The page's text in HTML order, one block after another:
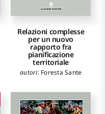
Relazioni complesse
per un nuovo
rapporto fra
pianificazione
territoriale
autori: Foresta Sante